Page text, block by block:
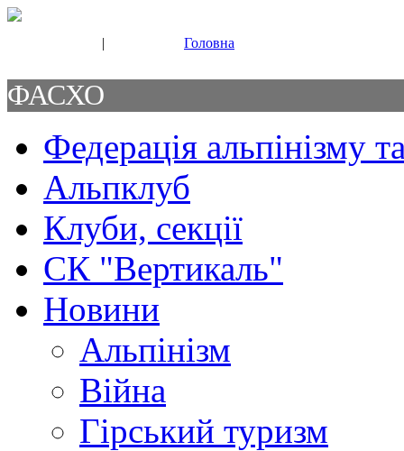
| Головна
ФАСХО
Федерація альпінізму
Альпклуб
Клуби, секції
СК "Вертикаль"
Новини
Альпінізм
Війна
Гірський туризм